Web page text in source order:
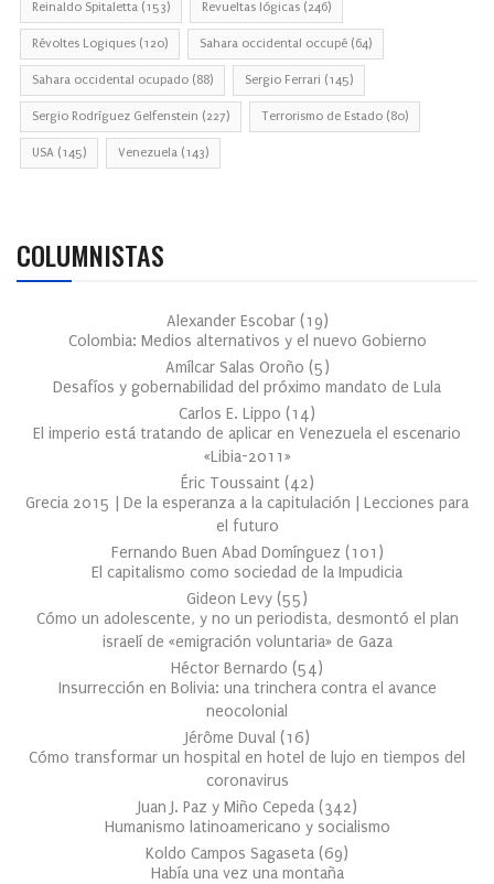
Reinaldo Spitaletta (153) Revueltas lógicas (246)
Révoltes Logiques (120) Sahara occidental occupé (64)
Sahara occidental ocupado (88) Sergio Ferrari (145)
Sergio Rodríguez Gelfenstein (227) Terrorismo de Estado (80)
USA (145) Venezuela (143)
COLUMNISTAS
Alexander Escobar (19)
Colombia: Medios alternativos y el nuevo Gobierno
Amílcar Salas Oroño (5)
Desafíos y gobernabilidad del próximo mandato de Lula
Carlos E. Lippo (14)
El imperio está tratando de aplicar en Venezuela el escenario
«Libia-2011»
Éric Toussaint (42)
Grecia 2015 | De la esperanza a la capitulación | Lecciones para
el futuro
Fernando Buen Abad Domínguez (101 )
El capitalismo como sociedad de la Impudicia
Gideon Levy (55)
Cómo un adolescente, y no un periodista, desmontó el plan
israelí de «emigración voluntaria» de Gaza
Héctor Bernardo (54)
Insurrección en Bolivia: una trinchera contra el avance
neocolonial
Jérôme Duval (16)
Cómo transformar un hospital en hotel de lujo en tiempos del
coronavirus
Juan J. Paz y Miño Cepeda (342)
Humanismo latinoamericano y socialismo
Koldo Campos Sagaseta (69)
Había una vez una montaña